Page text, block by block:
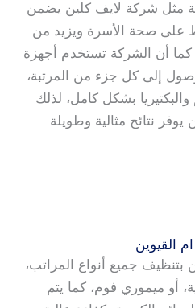
مثل شركة لايف كلين يضمن
على صحة الأسرة ويزيد من
كما أن الشركة تستخدم أجهزة
إلى كل جزء من المرتبة،
بشكل كامل، لذلك
نتائج مثالية وطويلة
القيوين
بتنظيف جميع أنواع المراتب،
أو ميموري فوم، كما يتم